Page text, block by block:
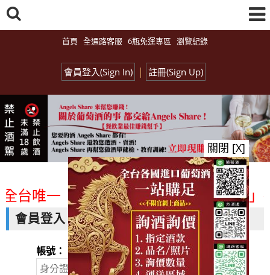
首頁 全通路客服 6瓶免運專區 瀏覽紀錄
會員登入(Sign In) | 註冊(Sign Up)
台唯一「水平及垂直整合、一次購足」
會員登入
帳號：
關閉 [X]